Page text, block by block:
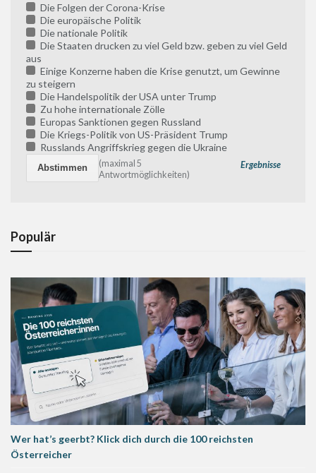
Die Folgen der Corona-Krise
Die europäische Politik
Die nationale Politik
Die Staaten drucken zu viel Geld bzw. geben zu viel Geld
aus
Einige Konzerne haben die Krise genutzt, um Gewinne
zu steigern
Die Handelspolitik der USA unter Trump
Zu hohe internationale Zölle
Europas Sanktionen gegen Russland
Die Kriegs-Politik von US-Präsident Trump
Russlands Angriffskrieg gegen die Ukraine
Ergebnisse
(maximal 5
Antwortmöglichkeiten)
Populär
Wer hat’s geerbt? Klick dich durch die 100 reichsten
Österreicher